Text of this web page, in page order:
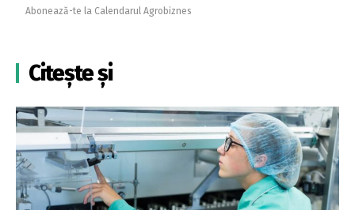
Abonează-te la Calendarul Agrobiznes
Citește și